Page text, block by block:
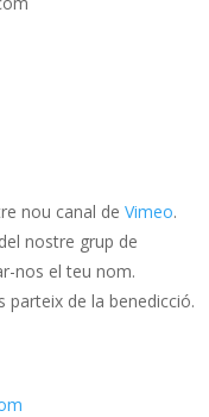
nou canal de Vimeo.
nostre grup de
nos el teu nom.
parteix de la benedicció.